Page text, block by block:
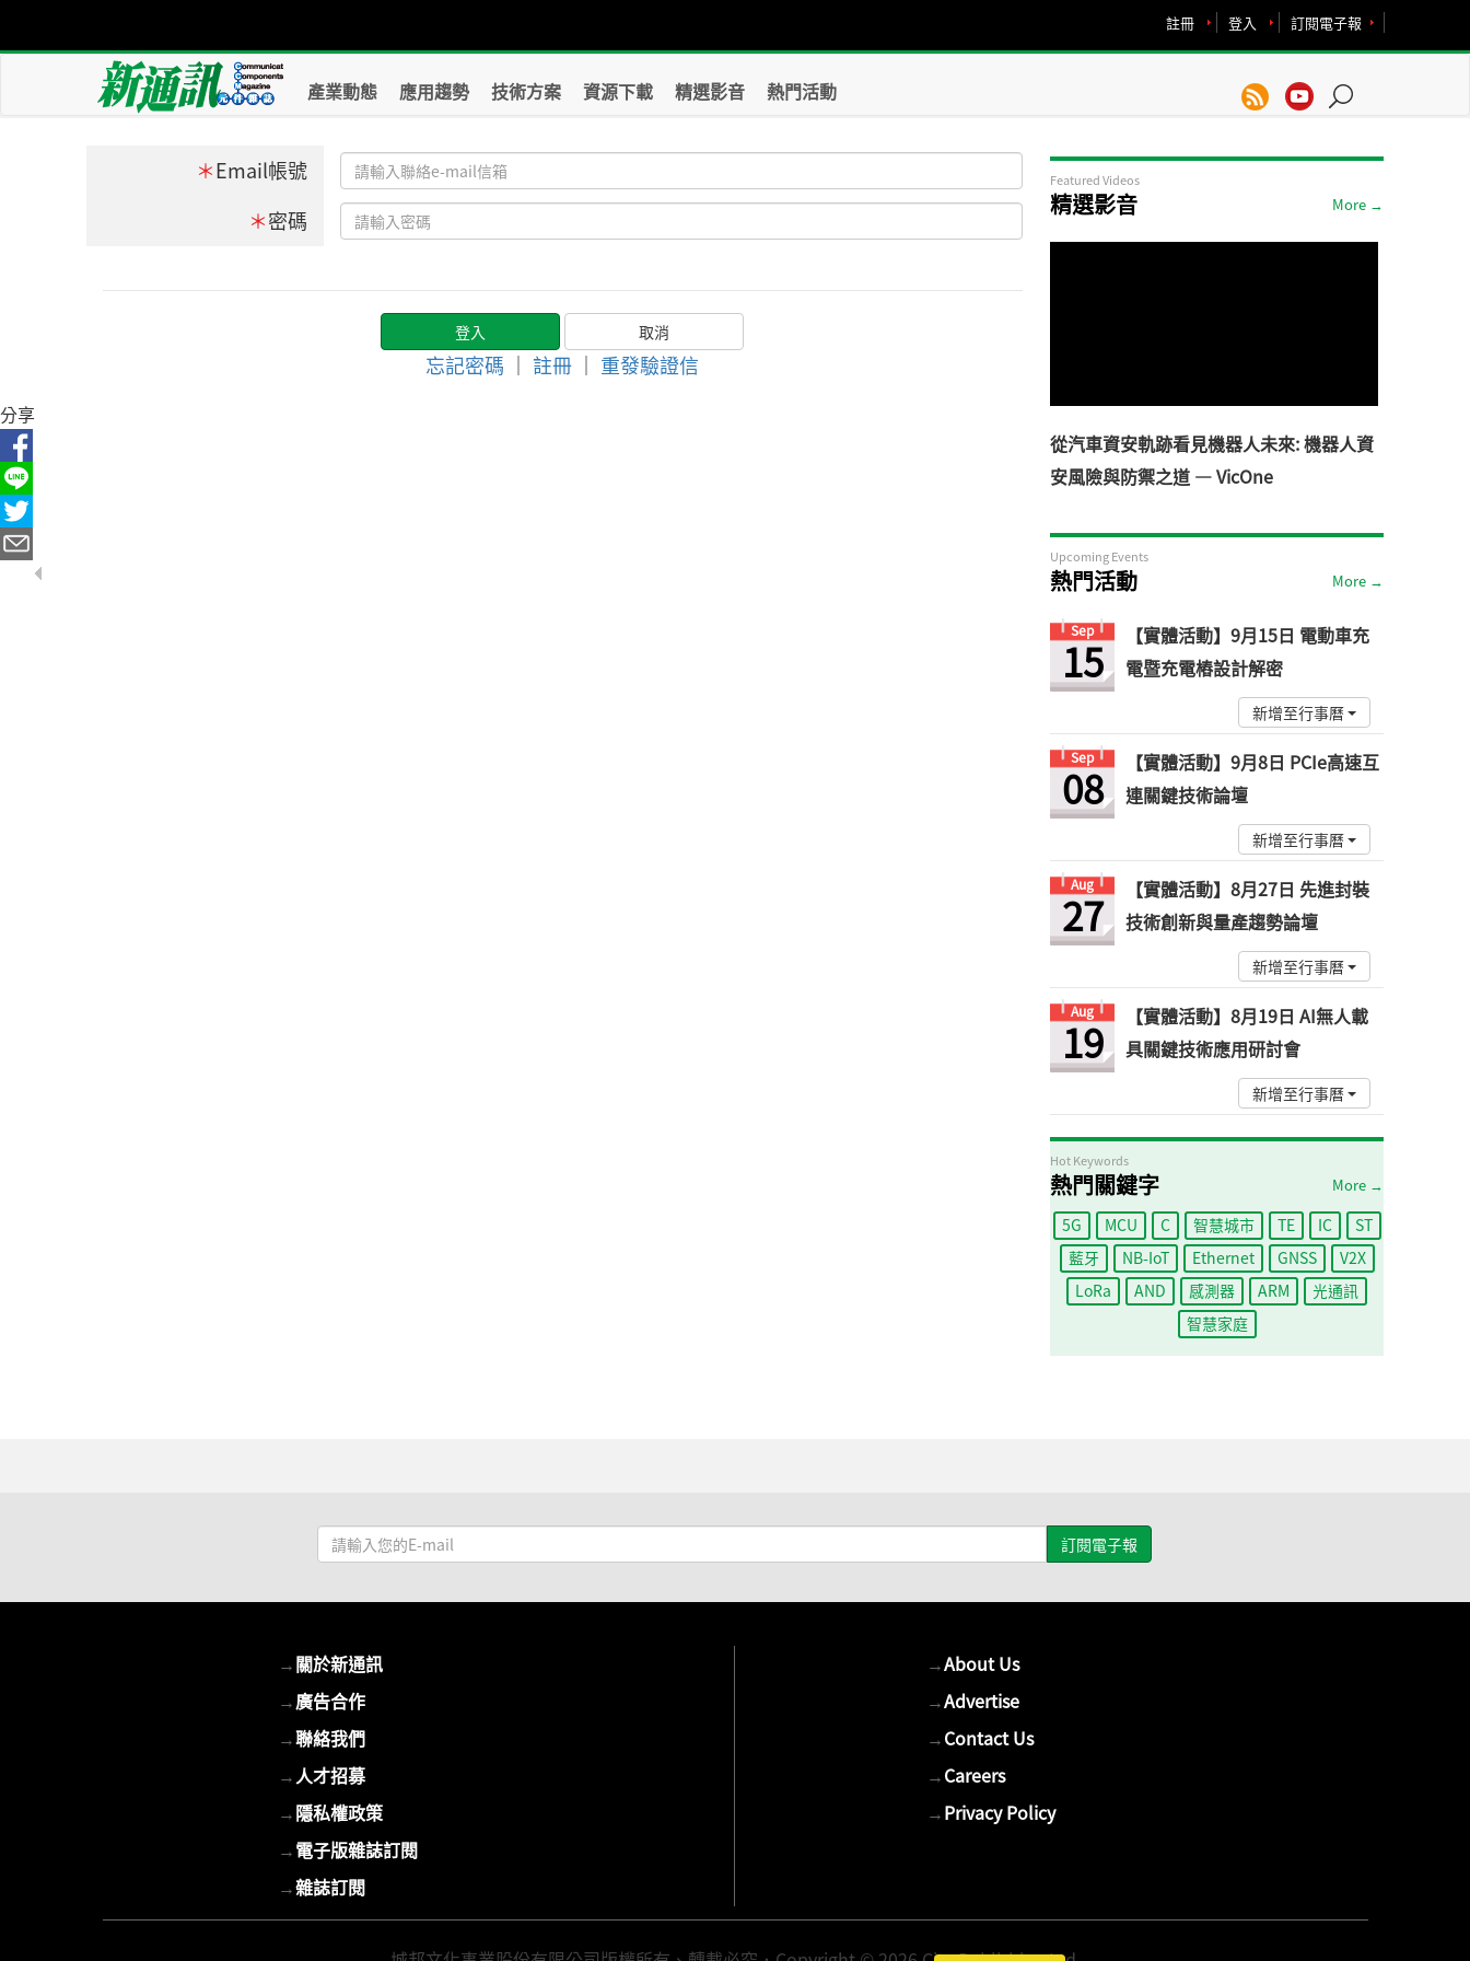
訂閱電子報
登入
註冊
產業動態 應用趨勢 技術方案 資源下載 精選影音 熱門活動
＊Email帳號
＊密碼
忘記密碼 ｜ 註冊 ｜ 重發驗證信
Featured Videos
精選影音 More →
從汽車資安軌跡看見機器人未來: 機器人資
安風險與防禦之道 — VicOne
Upcoming Events
熱門活動 More →
Sep
15
【實體活動】9月15日 電動車充
電暨充電樁設計解密
新增至行事曆
Sep
08
【實體活動】9月8日 PCIe高速互
連關鍵技術論壇
新增至行事曆
Aug
27
【實體活動】8月27日 先進封裝
技術創新與量產趨勢論壇
新增至行事曆
Aug
19
【實體活動】8月19日 AI無人載
具關鍵技術應用研討會
新增至行事曆
Hot Keywords
熱門關鍵字 More →
5G MCU C 智慧城市 TE IC
ST
藍牙
NB-IoT Ethernet GNSS
V2X
LoRa
AND 感測器 ARM
光通訊
智慧家庭
請
輸
E-
mail
分享
→關於新通訊
→廣告合作
→聯絡我們
→人才招募
→隱私權政策
→電子版雜誌訂閱
→雜誌訂閱
→About Us
→Advertise
→Contact Us
→Careers
→Privacy Policy